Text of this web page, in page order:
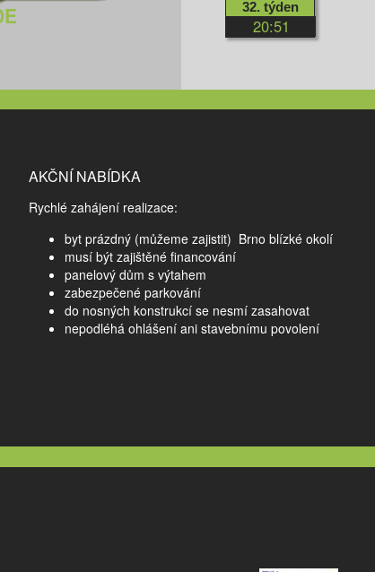
32. týden
20:51
AKČNÍ NABÍDKA
Rychlé zahájení realizace:
byt prázdný (můžeme zajistit) Brno blízké okolí
musí být zajištěné financování
panelový dům s výtahem
zabezpečené parkování
do nosných konstrukcí se nesmí zasahovat
nepodléhá ohlášení ani stavebnímu povolení